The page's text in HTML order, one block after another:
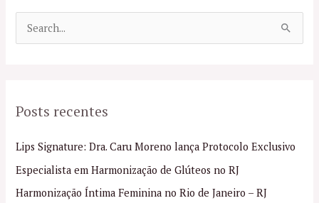
u
s
a
r
Posts recentes
Lips Signature: Dra. Caru Moreno lança Protocolo Exclusivo
Especialista em Harmonização de Glúteos no RJ
Harmonização Íntima Feminina no Rio de Janeiro – RJ